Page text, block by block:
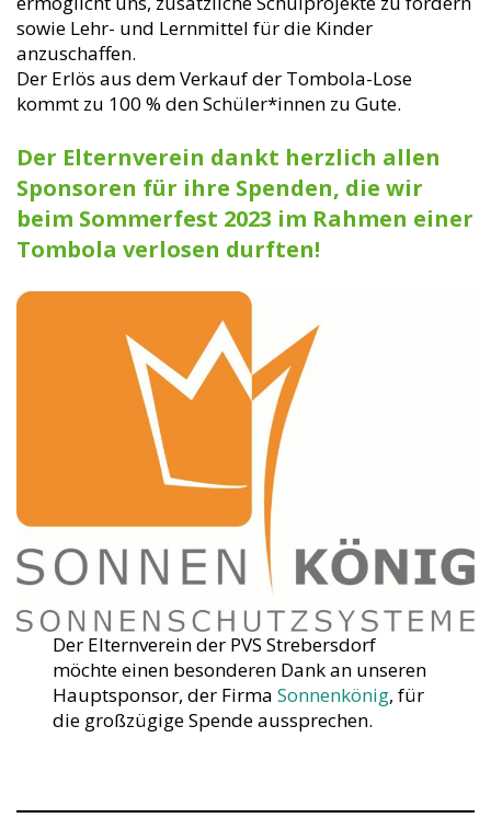
sowie Lehr- und Lernmittel für die Kinder
anzuschaffen.
Der Erlös aus dem Verkauf der Tombola-Lose
kommt zu 100 % den Schüler*innen zu Gute.
Der Elternverein dankt herzlich allen
Sponsoren für ihre Spenden, die wir
beim Sommerfest 2023 im Rahmen einer
Tombola verlosen durften!
Der Elternverein der PVS Strebersdorf
möchte einen besonderen Dank an unseren
Hauptsponsor, der FirmaSonnenkönig, für
die großzügige Spende aussprechen.